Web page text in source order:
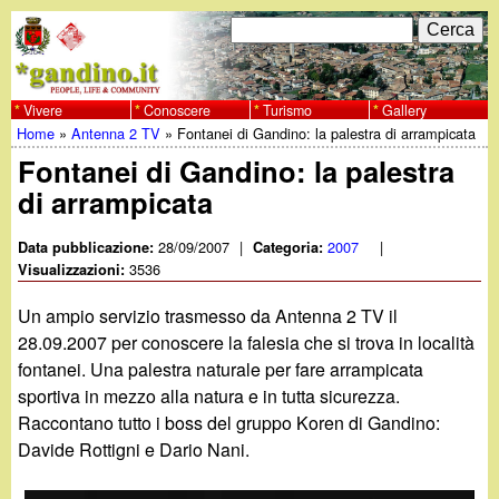
al
contenuto
principale
w
w
w
.
g
a
n
F
o
r
m
i
r
i
c
e
r
C
e
r
c
a
Vivere Conoscere Turismo Gallery
Tu
sei
qui
Home »Antenna 2 TV » Fontanei di Gandino: la palestra di arrampicata
Fontanei di Gandino: la palestra
di arrampicata
Data pubblicazione:28/09/2007 | Categoria:2007 |
Visualizzazioni:3536
Un ampio servizio trasmesso da Antenna 2 TV il
28.09.2007 per conoscere la falesia che si trova in località
fontanei. Una palestra naturale per fare arrampicata
sportiva in mezzo alla natura e in tutta sicurezza.
Raccontano tutto i boss del gruppo Koren di Gandino:
Davide Rottigni e Dario Nani.